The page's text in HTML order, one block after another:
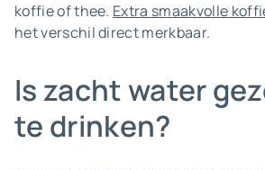
koffie of thee. Extra smaakvolle
het verschil direct merkbaar.
Is zacht water
te drinken?